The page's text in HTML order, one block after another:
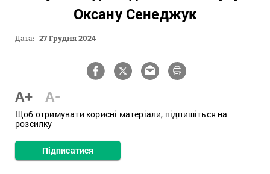
Оксану Сенеджук
Дата: 27 Грудня 2024
A+ A-
Щоб отримувати корисні матеріали, підпишіться на
розсилку
Підписатися